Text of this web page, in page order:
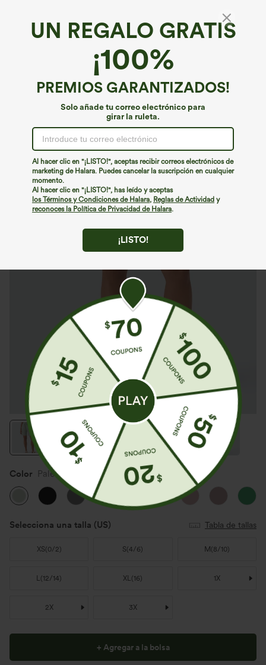
UN REGALO GRATIS
¡100%
PREMIOS GARANTIZADOS!
Solo añade tu correo electrónico para
girar la ruleta.
Al hacer clic en "¡LISTO!", aceptas recibir correos electrónicos de
marketing de Halara. Puedes cancelar la suscripción en cualquier
momento.
Al hacer clic en "¡LISTO!", has leído y aceptas
los Términos y Condiciones de Halara, Reglas de Actividad y
reconoces la Política de Privacidad de Halara.
¡LISTO!
Shorts casual de tiro alto con cordón, efecto
€31,95 EUR
Color Pale Aqua
Selecciona una talla (US) Tabla de tallas
XS(0/2) S(4/6) M (8/10)
L(12/14) XL(16) 1X
2X 3X
+ Agregar a la bolsa